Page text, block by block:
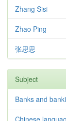
Zhang Sisi
Zhao Ping
张思思
Subject
Banks and
Chinese